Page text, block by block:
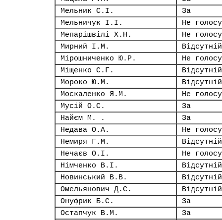
Мельник С.І.
За
Мельничук І.І.
Не
Мепарішвілі Х.Н.
Не
Мирний І.М.
Відсутній
Мірошниченко Ю.Р.
Не
Міщенко С.Г.
Відсутній
Мороко Ю.М.
Відсутній
Москаленко Я.М.
Не
Мусій О.С.
За
Найєм М. .
За
Недава О.А.
Не
Немиря Г.М.
Відсутній
Нечаєв О.І.
Не
Німченко В.І.
Відсутній
Новинський В.В.
Відсутній
Омельянович Д.С.
Відсутній
Онуфрик Б.С.
За
Остапчук В.М.
За